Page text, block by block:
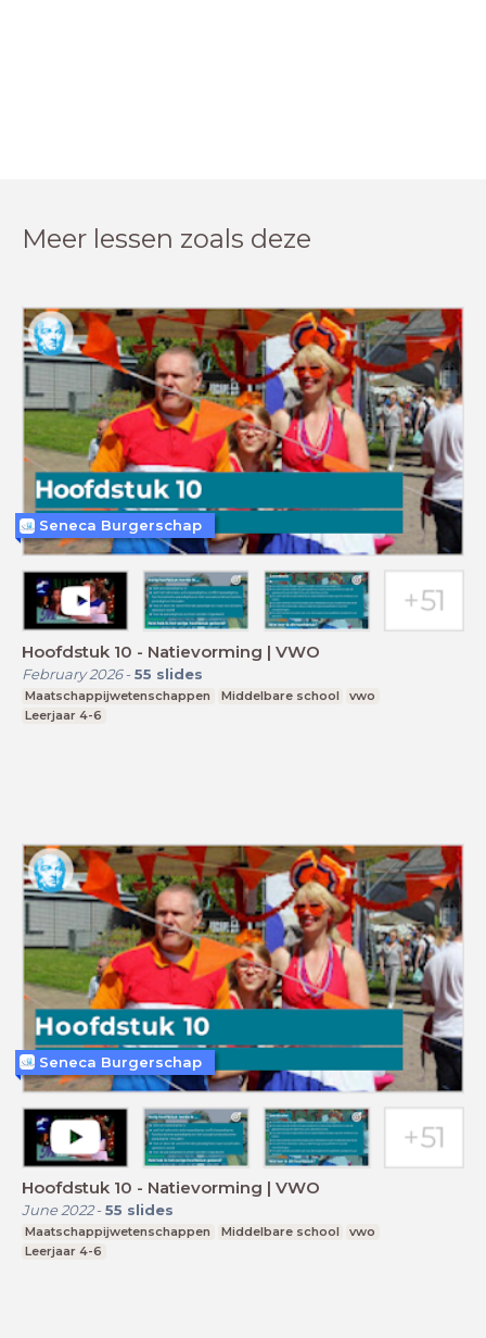
Meer lessen zoals deze
Hoofdstuk 10 - Natievorming | VWO
February 2026- 55 slides
Maatschappijwetenschappen Middelbare school
vwo
Leerjaar 4-6
Seneca Burgerschap
Hoofdstuk 10 - Natievorming | VWO
June 2022- 55 slides
Maatschappijwetenschappen Middelbare school
vwo
Leerjaar 4-6
Seneca Burgerschap